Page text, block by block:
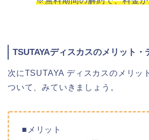
TSUTAYAディスカスのメリット・
次にTSUTAYA ディスカスのメリッ
ついて、みていきましょう。
■メリット